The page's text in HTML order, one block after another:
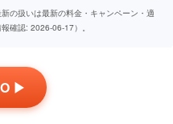
の扱いは最新の料金・キャンペーン・適
確認: 2026-06-17）。
▶